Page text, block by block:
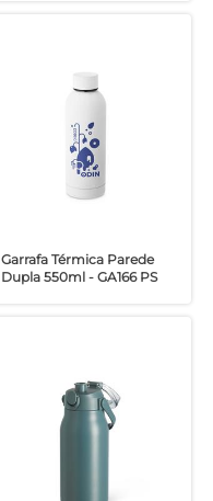
Garrafa Térmica Parede
Dupla 550ml - GA166 PS